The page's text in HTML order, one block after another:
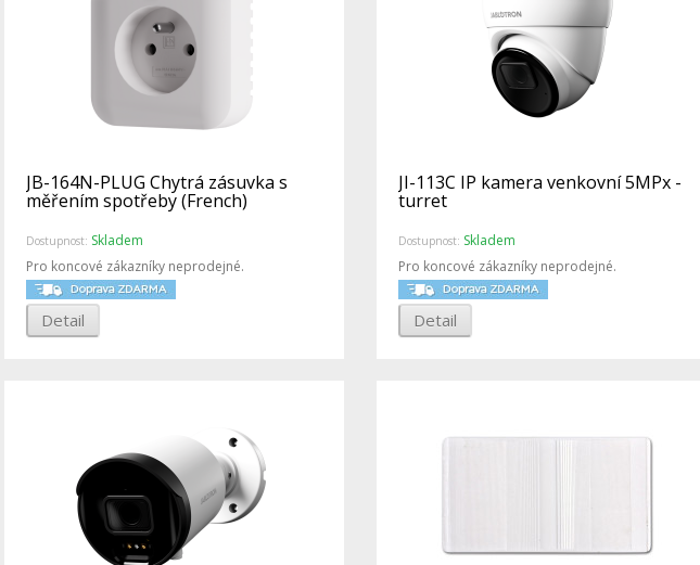
JB-164N-PLUG Chytrá zásuvka s
měřením spotřeby (French)
Dostupnost: Skladem
Pro koncové zákazníky neprodejné.
Detail
JI-113C IP kamera venkovní 5MPx -
turret
Dostupnost: Skladem
Pro koncové zákazníky neprodejné.
Detail